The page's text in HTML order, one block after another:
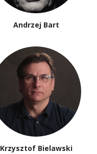
Andrzej Bart
Krzysztof Bielawski